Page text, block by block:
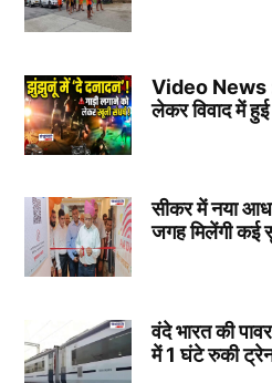
Video News :
लेकर विवाद में
सीकर में नया
जगह मिलेंगी कई
वंदे भारत की
में 1 घंटे रुकी